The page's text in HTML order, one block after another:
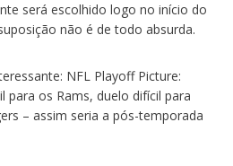
será escolhido logo no início do
não é de todo absurda.
NFL Playoff Picture:
para os Rams, duelo difícil para
– assim seria a pós-temporada